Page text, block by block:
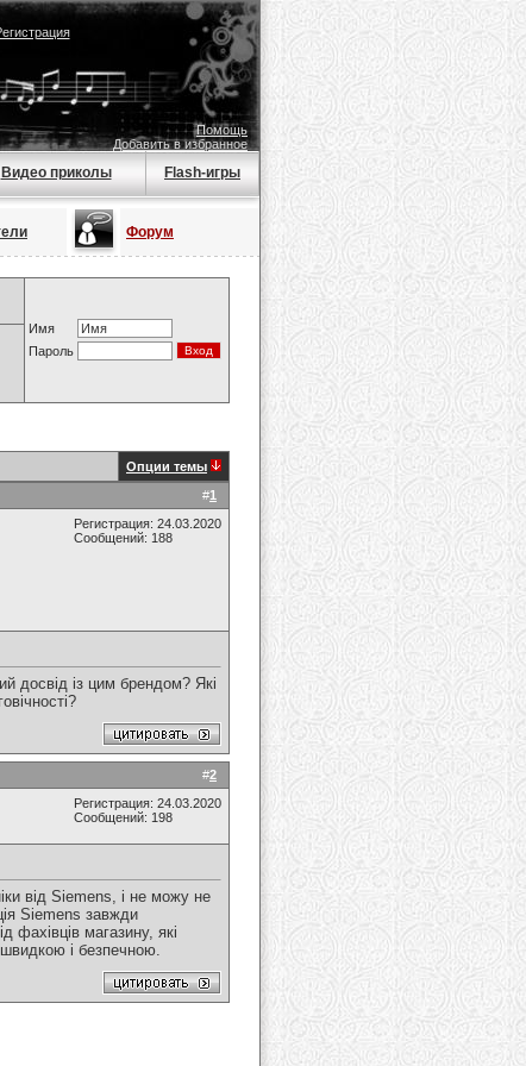
Помощь
Добавить в избранное
Видео приколы Flash-игры
Форум
Имя
Пароль
Опции темы
#1
Регистрация: 24.03.2020
Сообщений: 188
досвід із цим брендом? Які
#2
Регистрация: 24.03.2020
Сообщений: 198
від Siemens, і не можу не
Siemens завжди
фахівців магазину, які
і безпечною.